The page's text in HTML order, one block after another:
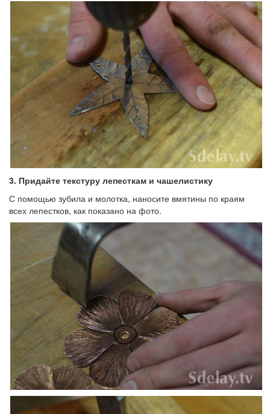
3. Придайте текстуру лепесткам и чашелистику
С помощью зубила и молотка, наносите вмятины по краям
всех лепестков, как показано на фото.